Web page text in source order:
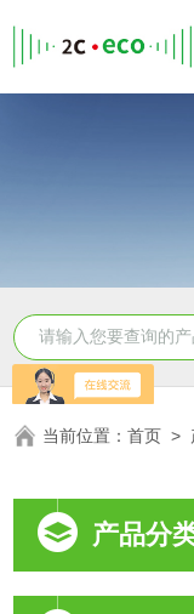
当前位置：首页 >
产品分